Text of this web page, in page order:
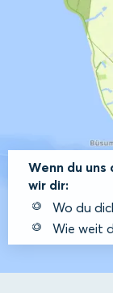
Wenn du
wir dir:
Wo du
Wie weit